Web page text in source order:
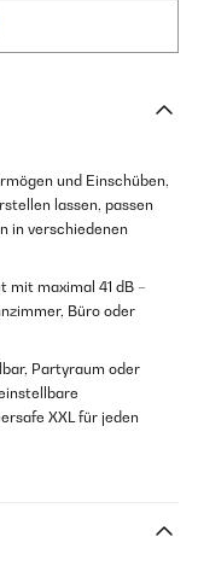
und Einschüben,
lassen, passen
in verschiedenen
mit maximal 41 dB –
Büro oder
Partyraum oder
XXL für jeden